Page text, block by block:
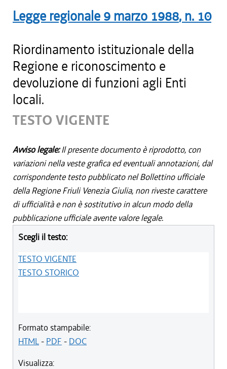
Legge regionale 9 marzo 1988, n. 10
Riordinamento istituzionale della
Regione e riconoscimento e
devoluzione di funzioni agli Enti
locali.
TESTO VIGENTE
Avviso legale:Il presente documento è riprodotto, con
variazioni nella veste grafica ed eventuali annotazioni, dal
corrispondente testo pubblicato nel Bollettino ufficiale
della Regione Friuli Venezia Giulia, non riveste carattere
di ufficialità e non è sostitutivo in alcun modo della
pubblicazione ufficiale avente valore legale.
Scegli il testo:
TESTO VIGENTE
TESTO STORICO
Formato stampabile:
HTML- PDF - DOC
Visualizza: